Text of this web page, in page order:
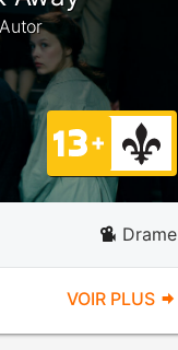
Drame
VOIR PLUS